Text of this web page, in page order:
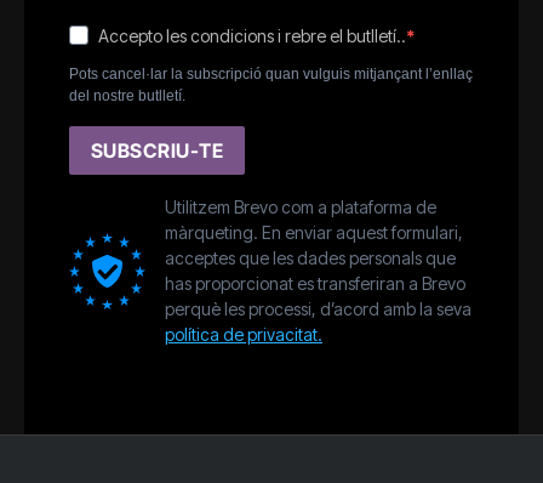
Accepto les condicions i rebre el butlletí..
Pots cancel·lar la subscripció quan vulguis mitjançant l’enllaç
del nostre butlletí.
SUBSCRIU-TE
Utilitzem Brevo com a plataforma de
màrqueting. En enviar aquest formulari,
acceptes que les dades personals que
has proporcionat es transferiran a Brevo
perquè les processi, d’acord amb la seva
política de privacitat.